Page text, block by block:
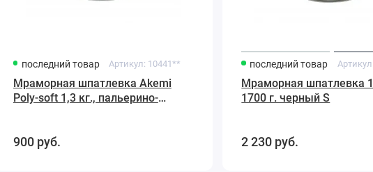
последний товар Артикул: 10441**
Мраморная шпатлевка Akemi
Poly-soft 1,3 кг., пальерино-
900 руб.
последний товар Артикул:
Мраморная шпатлевка
1700 г. черный S
2 230 руб.